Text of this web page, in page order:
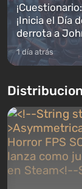
¡Inicia el Día
derrota a
1 día atrás